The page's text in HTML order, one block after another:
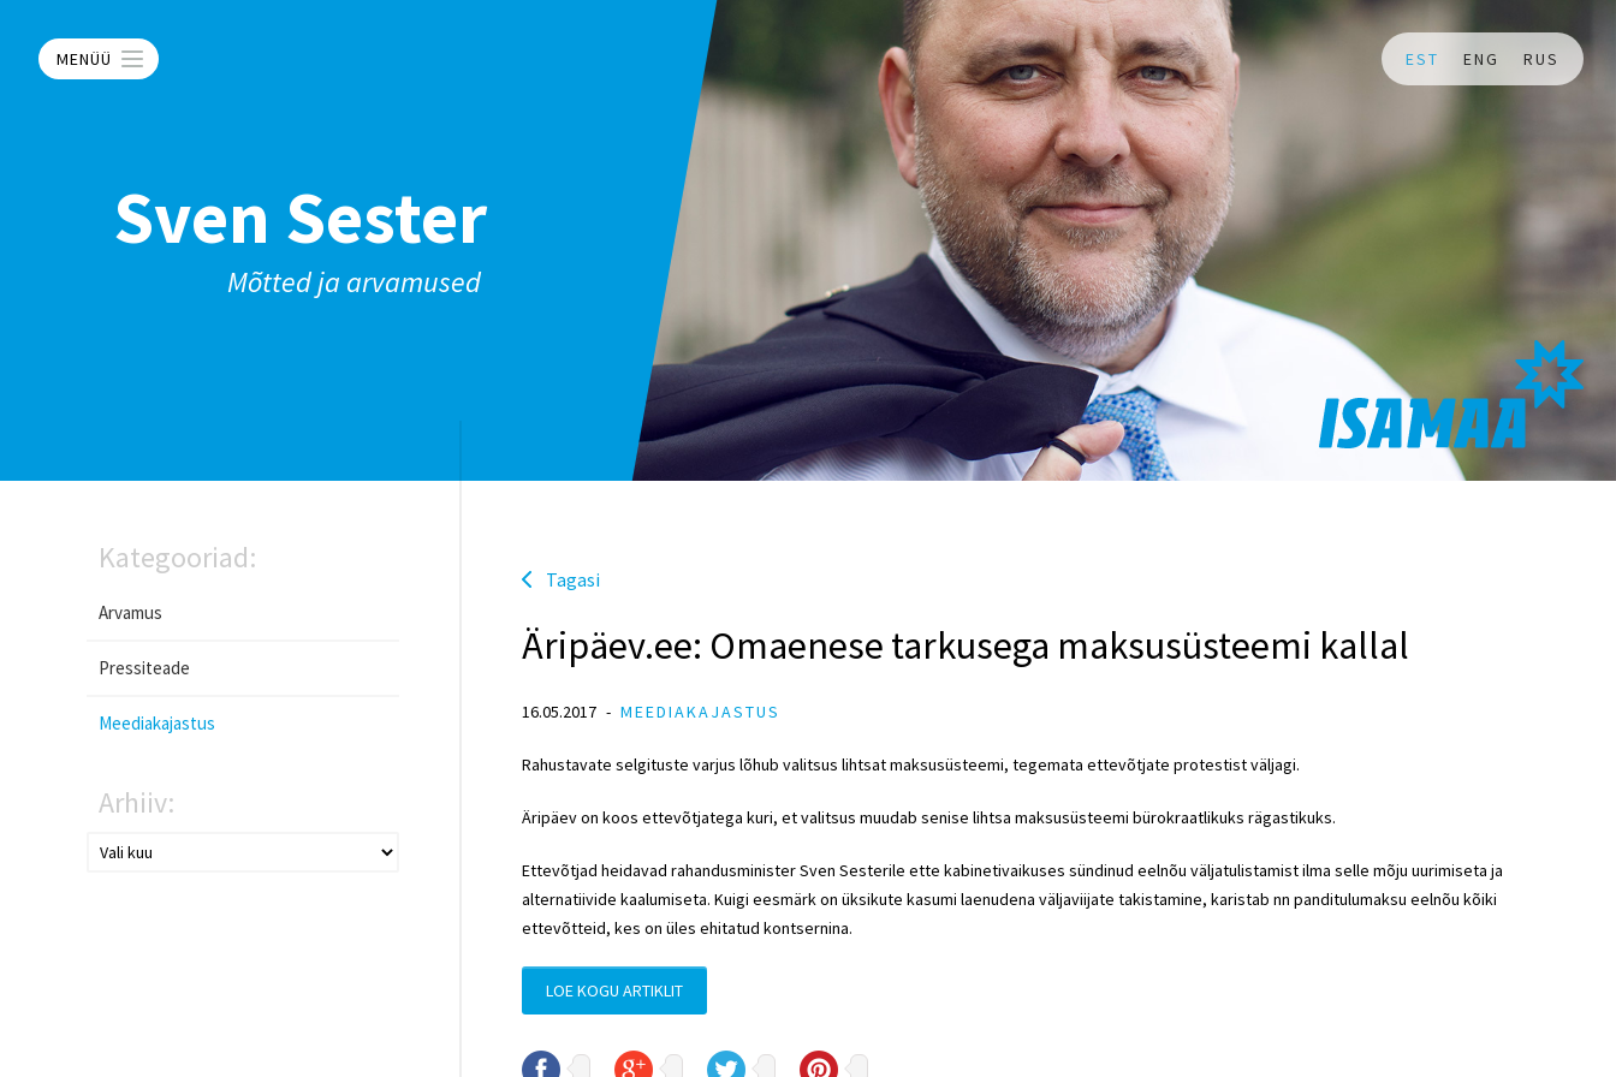
MENÜÜ EST ENG RUS
Sven Sester
Mõtted ja arvamused
Kategooriad:
Arvamus
Pressiteade
Meediakajastus
Arhiiv:
Tagasi
Äripäev.ee: Omaenese tarkusega maksusüsteemi kallal
16.05.2017 MEEDIAKAJASTUS
Rahustavate selgituste varjus lõhub valitsus lihtsat maksusüsteemi, tegemata ettevõtjate protestist väljagi.
Äripäev on koos ettevõtjatega kuri, et valitsus muudab senise lihtsa maksusüsteemi bürokraatlikuks rägastikuks.
Ettevõtjad heidavad rahandusminister Sven Sesterile ette kabinetivaikuses sündinud eelnõu väljatulistamist ilma selle mõju uurimiseta ja
alternatiivide kaalumiseta. Kuigi eesmärk on üksikute kasumi laenudena väljaviijate takistamine, karistab nn panditulumaksu eelnõu kõiki
ettevõtteid, kes on üles ehitatud kontsernina.
LOE KOGU ARTIKLIT